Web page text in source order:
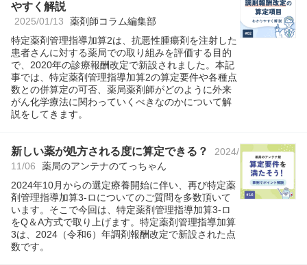
やすく解説
2025/01/13 薬剤師コラム編集部
特定薬剤管理指導加算2は、抗悪性腫瘍剤を注射した
患者さんに対する薬局での取り組みを評価する目的
で、2020年の診療報酬改定で新設されました。本記
事では、特定薬剤管理指導加算2の算定要件や各種点
数との併算定の可否、薬局薬剤師がどのように外来
がん化学療法に関わっていくべきなのかについて解
説をしてきます。
新しい薬が処方される度に算定できる？
2024/
11/06
薬局のアンテナのてっちゃん
2024年10月からの選定療養開始に伴い、再び特定薬
剤管理指導加算3-ロについてのご質問を多数頂いて
います。そこで今回は、特定薬剤管理指導加算3-ロ
をQ＆A方式で取り上げます。特定薬剤管理指導加算
3は、2024（令和6）年調剤報酬改定で新設された点
数です。